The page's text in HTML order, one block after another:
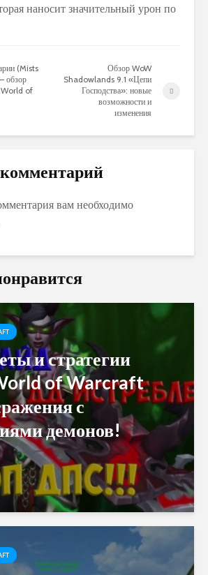
наносит значительный урон по
(Mists
обзор
World of
Обзор WoW
Shadowlands 9.1 «Цепи
Господства»: новые
возможности и
изменения
вам необходимо
и стратегии
of Warcraft
с
демонов!